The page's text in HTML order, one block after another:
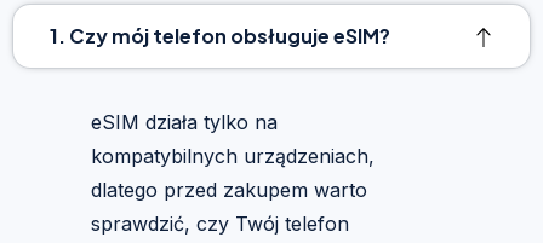
1. Czy mój telefon obsługuje eSIM?
eSIM działa tylko na
kompatybilnych urządzeniach,
dlatego przed zakupem warto
sprawdzić, czy Twój telefon